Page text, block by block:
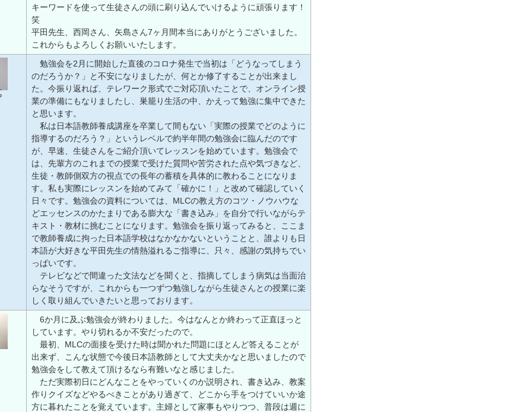
キーワードを使って生徒さんの頭に刷り込んでいけるように頑張ります！
笑
平田先生、西岡さん、矢島さん7ヶ月間本当にありがとうございました。
これからもよろしくお願いいたします。
勉強会を2月に開始した直後のコロナ発生で当初は「どうなってしまう
のだろうか？」と不安になりましたが、何とか修了することが出来まし
た。今振り返れば、テレワーク形式でご対応頂いたことで、オンライン授
業の準備にもなりましたし、巣籠り生活の中、かえって勉強に集中できた
と思います。
私は日本語教師養成講座を卒業して間もない「実際の授業でどのように
指導するのだろう？」というレベルで約半年間の勉強会に臨んだのです
が、早速、生徒さんをご紹介頂いてレッスンを始めています。勉強会で
は、先輩方のこれまでの授業で受けた質問や苦労された点や気づきなど、
生徒・教師側双方の視点での長年の蓄積を具体的に教わることになりま
す。私も実際にレッスンを始めてみて「確かに！」と改めて確認していく
日々です。勉強会の資料については、MLCの教え方のコツ・ノウハウな
どエッセンスのかたまりである膨大な「書き込み」を自分で行いながらテ
キスト・教材に挑むことになります。勉強会を振り返ってみると、ここま
で教師養成に拘った日本語学校はなかなかないということと、誰よりも日
本語が大好きな平田先生の情熱溢れるご指導に、只々、感謝の気持ちでい
っぱいです。
テレビなどで間違った文法などを聞くと、指摘してしまう病気は当面治
らなそうですが、これからも一つずつ勉強しながら生徒さんとの授業に楽
しく取り組んでいきたいと思っております。
6か月に及ぶ勉強会が終わりました。今はなんとか終わって正直ほっと
しています。やり切れるか不安だったので。
最初、MLCの面接を受けた時は聞かれた問題にほとんど答えることが
出来ず、こんな状態で今後日本語教師として大丈夫かなと思いましたので
勉強会をして教えて頂けるなら有難いなと感じました。
ただ実際初日にどんなことをやっていくのか説明され、書き込み、教案
作りクイズなどやるべきことがあり過ぎて、どこから手をつけていいか途
方に暮れたことを覚えています。主婦として家事もやりつつ、普段は週に